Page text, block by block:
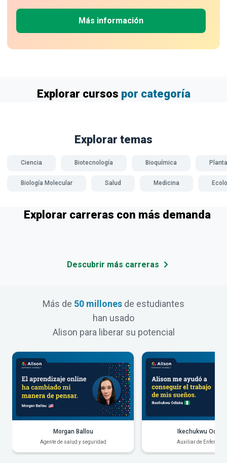
Más información
Explorar cursos por categoría
Explorar temas
Ciencia Biotecnología Bioquímica
Biología Molecular Salud Medicina
Explorar carreras con más demanda
Descubrir más carreras
Más de 50 millones de estudiantes
han usado
Alison para liberar su potencial
Morgan Ballou
Agente de salud y seguridad
Ikechukwu
Auxiliar de